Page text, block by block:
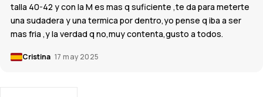
talla 40-42 y con la M es mas q suficiente ,te da para meterte
una sudadera y una termica por dentro,yo pense q iba a ser
mas fria ,y la verdad q no,muy contenta,gusto a todos.
Cristina 17 may 2025